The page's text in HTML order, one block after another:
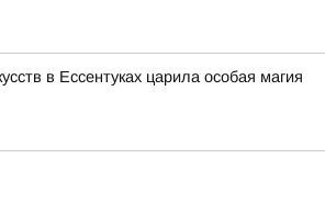
в Ессентуках царила особая магия